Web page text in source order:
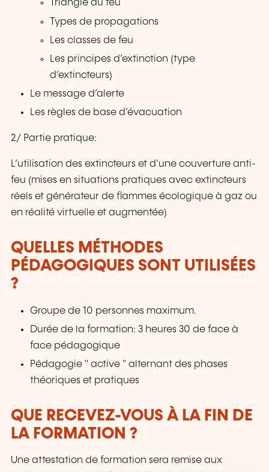
Triangle du feu
Types de propagations
Les classes de feu
Les principes d’extinction (type
d’extincteurs)
Le message d’alerte
Les règles de base d’évacuation
2/ Partie pratique:
L’utilisation des extincteurs et d’une couverture anti-
feu (mises en situations pratiques avec extincteurs
réels et générateur de flammes écologique à gaz ou
en réalité virtuelle et augmentée)
QUELLES MÉTHODES
PÉDAGOGIQUES SONT UTILISÉES
?
Groupe de 10 personnes maximum.
Durée de la formation: 3 heures 30 de face à
face pédagogique
Pédagogie " active " alternant des phases
théoriques et pratiques
QUE RECEVEZ-VOUS À LA FIN DE
LA FORMATION ?
Une attestation de formation sera remise aux